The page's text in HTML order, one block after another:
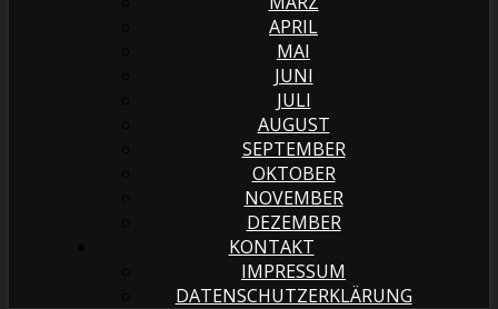
APRIL
MAI
JUNI
JULI
AUGUST
SEPTEMBER
OKTOBER
NOVEMBER
DEZEMBER
KONTAKT
IMPRESSUM
DATENSCHUTZERKLÄRUNG